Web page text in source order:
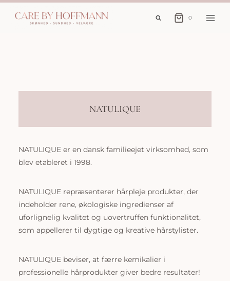
Fortsæt
0
NATULIQUE
NATULIQUE er en dansk familieejet virksomhed, som
blev etableret i 1998.
NATULIQUE repræsenterer hårpleje produkter, der
indeholder rene, økologiske ingredienser af
uforlignelig kvalitet og uovertruffen funktionalitet,
som appellerer til dygtige og kreative hårstylister.
NATULIQUE beviser, at færre kemikalier i
professionelle hårprodukter giver bedre resultater!